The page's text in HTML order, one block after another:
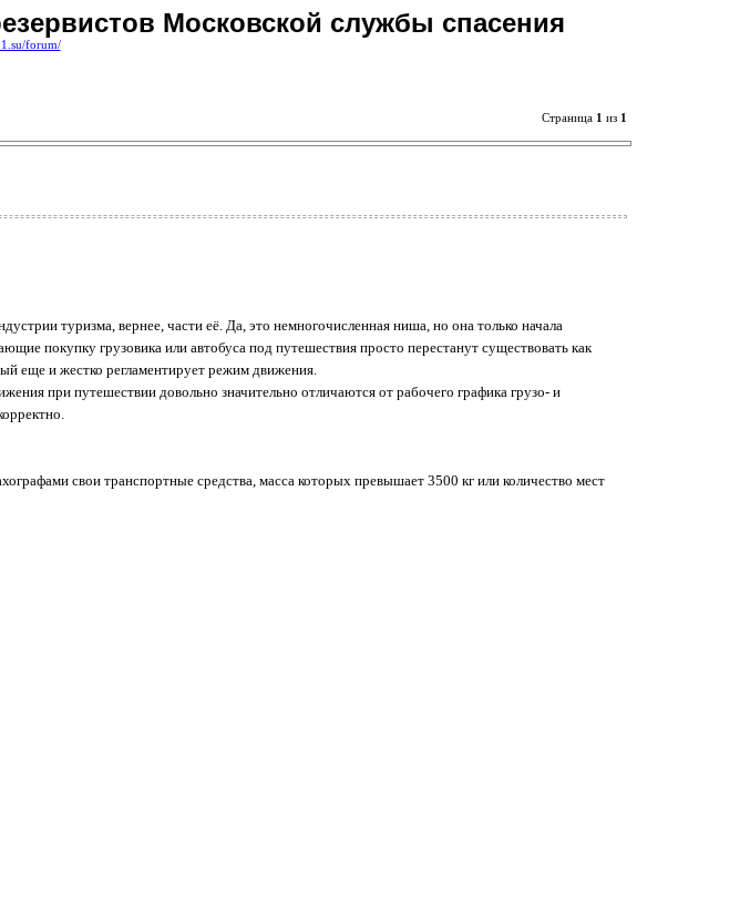
Московской службы спасения
forum/
Страница 1 из 1
туризма, вернее, части её. Да, это немногочисленная ниша, но она только начала
покупку грузовика или автобуса под путешествия просто перестанут существовать как
еще и жестко регламентирует режим движения.
при путешествии довольно значительно отличаются от рабочего графика грузо- и
свои транспортные средства, масса которых превышает 3500 кг или количество мест